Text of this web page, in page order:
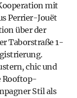
mit
Perrier-Jouët
über der
Taborstraße 1-
chic und
Rooftop-
Stil als